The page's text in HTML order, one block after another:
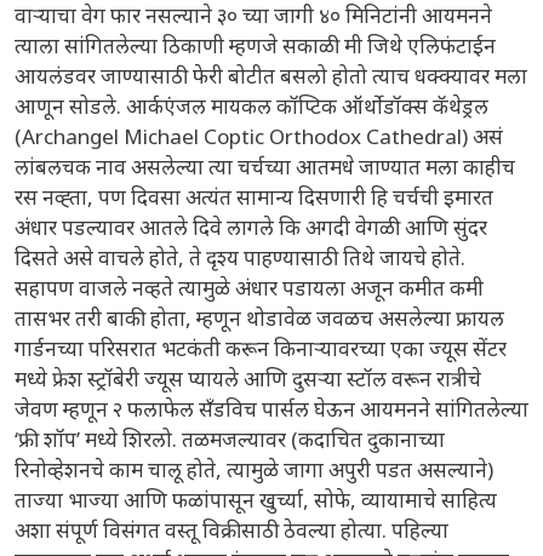
वाऱ्याचा वेग फार नसल्याने ३० च्या जागी ४० मिनिटांनी आयमनने
त्याला सांगितलेल्या ठिकाणी म्हणजे सकाळी मी जिथे एलिफंटाईन
आयलंडवर जाण्यासाठी फेरी बोटीत बसलो होतो त्याच धक्क्यावर मला
आणून सोडले. आर्कएंजल मायकल कॉप्टिक ऑर्थोडॉक्स कॅथेड्रल
(Archangel Michael Coptic Orthodox Cathedral) असं
लांबलचक नाव असलेल्या त्या चर्चच्या आतमधे जाण्यात मला काहीच
रस नव्ह्ता, पण दिवसा अत्यंत सामान्य दिसणारी हि चर्चची इमारत
अंधार पडल्यावर आतले दिवे लागले कि अगदी वेगळी आणि सुंदर
दिसते असे वाचले होते, ते दृश्य पाहण्यासाठी तिथे जायचे होते.
सहापण वाजले नव्हते त्यामुळे अंधार पडायला अजून कमीत कमी
तासभर तरी बाकी होता, म्हणून थोडावेळ जवळच असलेल्या फ्रायल
गार्डनच्या परिसरात भटकंती करून किनाऱ्यावरच्या एका ज्यूस सेंटर
मध्ये फ्रेश स्ट्रॉबेरी ज्यूस प्यायले आणि दुसऱ्या स्टॉल वरून रात्रीचे
जेवण म्हणून २ फलाफेल सँडविच पार्सल घेऊन आयमनने सांगितलेल्या
‘फ्री शॉप’ मध्ये शिरलो. तळमजल्यावर (कदाचित दुकानाच्या
रिनोव्हेशनचे काम चालू होते, त्यामुळे जागा अपुरी पडत असल्याने)
ताज्या भाज्या आणि फळांपासून खुर्च्या, सोफे, व्यायामाचे साहित्य
अशा संपूर्ण विसंगत वस्तू विक्रीसाठी ठेवल्या होत्या. पहिल्या